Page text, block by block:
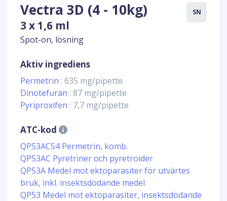
Vectra 3D (4 - 10kg)
3 x 1,6 ml
Spot-on, lösning
SN
Aktiv ingrediens
Permetrin : 635 mg/pipette
Dinotefuran : 87 mg/pipette
Pyriproxifen : 7,7 mg/pipette
ATC-kod
QP53AC54 Permetrin, komb.
QP53AC Pyretriner och pyretroider
QP53A Medel mot ektoparasiter för utvärtes
bruk, inkl. insektsdödande medel
QP53 Medel mot ektoparasiter, insektsdödande